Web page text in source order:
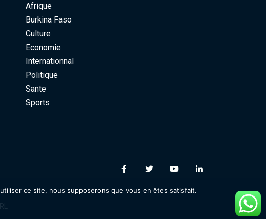
Afrique
Burkina Faso
Culture
Economie
Internationnal
Politique
Sante
Sports
ce site, nous supposerons que vous en êtes satisfait.